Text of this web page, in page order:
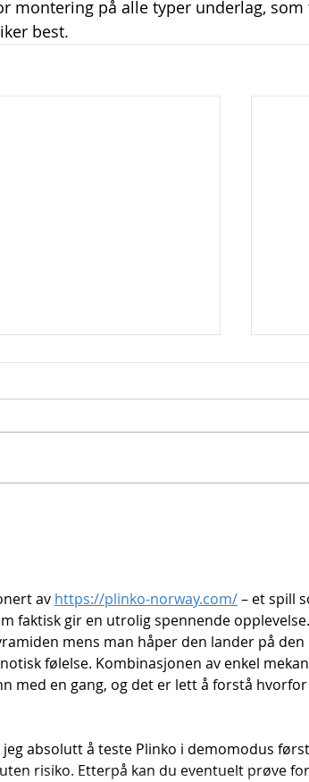
montering på alle typer underlag,
best.
av https://plinko-norway.com/ – et spill
faktisk gir en utrolig spennende opplevelse.
mens man håper den lander på den
følelse. Kombinasjonen av enkel
med en gang, og det er lett å forstå hvorfor
absolutt å teste Plinko i demomodus
risiko. Etterpå kan du eventuelt prøve for